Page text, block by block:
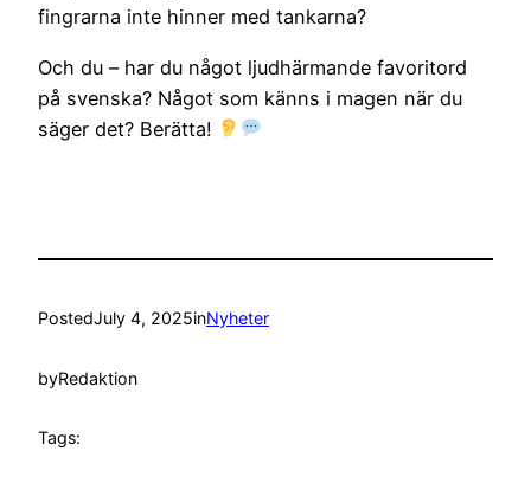
fingrarna inte hinner med tankarna?
Och du – har du något ljudhärmande favoritord
på svenska? Något som känns i magen när du
säger det? Berätta!
PostedJuly 4, 2025inNyheter
byRedaktion
Tags: